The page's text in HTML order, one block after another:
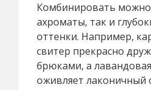
Комбинировать
ахроматы, так и
оттенки. Например,
свитер прекрасно
брюками, а
оживляет лаконичный